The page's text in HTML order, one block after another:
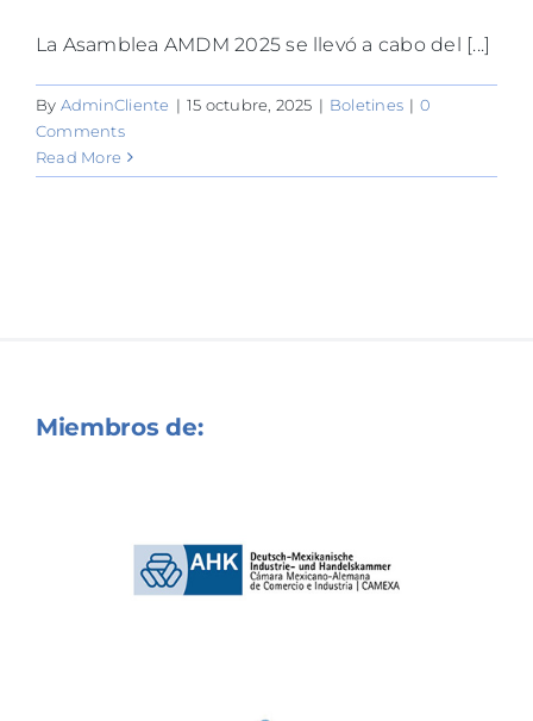
La Asamblea AMDM 2025 se llevó a cabo del [...]
By AdminCliente | 15 octubre, 2025 | Boletines | 0
Comments
Read More
Miembros de: